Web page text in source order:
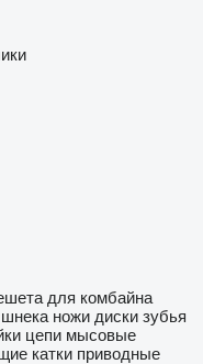
для комбайна
ножи диски зубья
цепи мысовые
катки приводные